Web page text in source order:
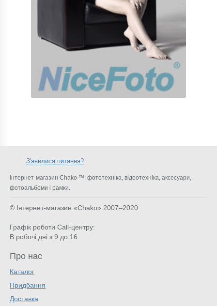
З'явилися питання?
Інтернет-магазин Chako ™: фототехніка, відеотехніка, аксесуари,
фотоальбоми і рамки.
© Інтернет-магазин «Chako» 2007–2020
Графік роботи Call-центру:
В робочі дні з 9 до 16
Про нас
Каталог
Придбання
Доставка